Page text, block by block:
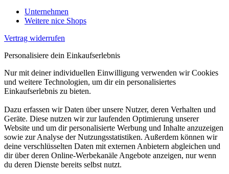
Unternehmen
Weitere nice Shops
Vertrag widerrufen
Personalisiere dein Einkaufserlebnis
Nur mit deiner individuellen Einwilligung verwenden wir Cookies
und weitere Technologien, um dir ein personalisiertes
Einkaufserlebnis zu bieten.
Dazu erfassen wir Daten über unsere Nutzer, deren Verhalten und
Geräte. Diese nutzen wir zur laufenden Optimierung unserer
Website und um dir personalisierte Werbung und Inhalte anzuzeigen
sowie zur Analyse der Nutzungsstatistiken. Außerdem können wir
deine verschlüsselten Daten mit externen Anbietern abgleichen und
dir über deren Online-Werbekanäle Angebote anzeigen, nur wenn
du deren Dienste bereits selbst nutzt.